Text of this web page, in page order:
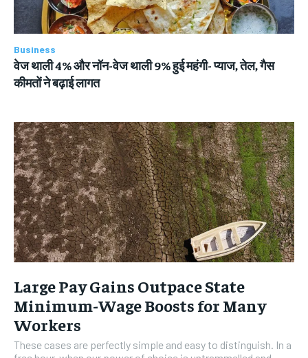
Business
वेज थाली 4% और नॉन-वेज थाली 9% हुई महंगी- प्याज, तेल, गैस
कीमतों ने बढ़ाई लागत
Large Pay Gains Outpace State
Minimum-Wage Boosts for Many
Workers
These cases are perfectly simple and easy to distinguish. In a